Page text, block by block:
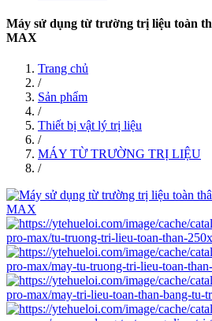
Máy sử dụng từ trường trị liệu toàn
MAX
Trang chủ
/
Sản phẩm
/
Thiết bị vật lý trị liệu
/
MÁY TỪ TRƯỜNG TRỊ LIỆU
/